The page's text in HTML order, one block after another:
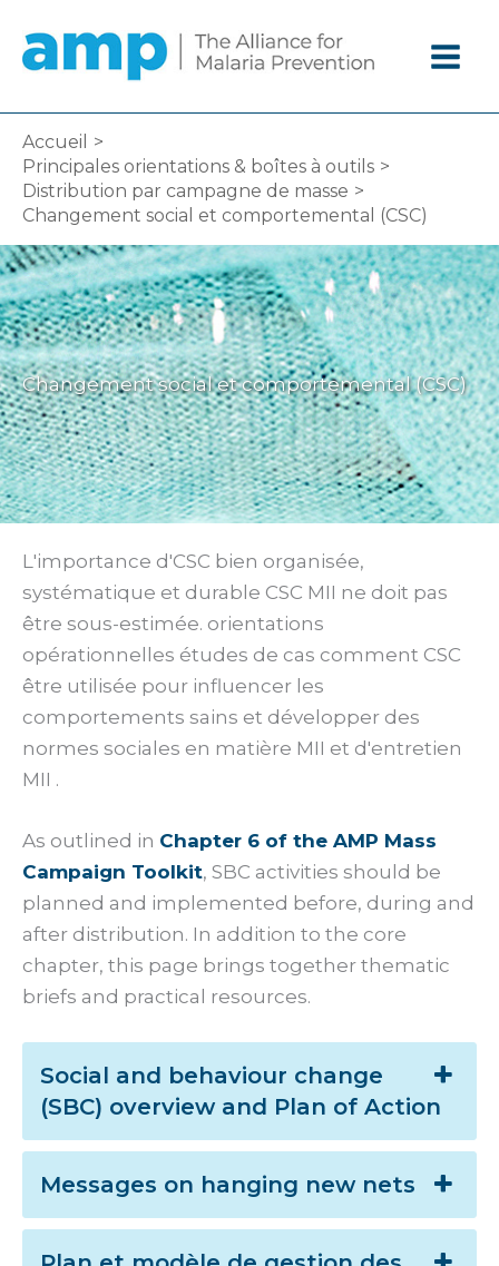
contenu
Accueil
Principales orientations & boîtes à outils
Distribution par campagne de masse
Changement social et comportemental (CSC)
Changement social et comportemental (CSC)
L'importance d'CSC bien organisée,
systématique et durable CSC MII ne doit pas
être sous-estimée. orientations
opérationnelles études de cas comment CSC
être utilisée pour influencer les
comportements sains et développer des
normes sociales en matière MII et d'entretien
MII .
As outlined in Chapter 6 of the AMP Mass
Campaign Toolkit, SBC activities should be
planned and implemented before, during and
after distribution. In addition to the core
chapter, this page brings together thematic
briefs and practical resources.
Social and behaviour change
(SBC) overview and Plan of Action
Messages on hanging new nets